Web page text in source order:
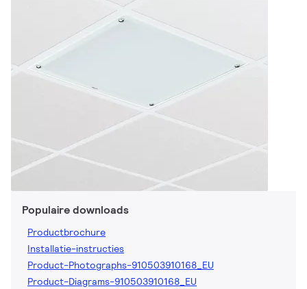
Populaire downloads
Productbrochure
Installatie-instructies
Product-Photographs-910503910168_EU
Product-Diagrams-910503910168_EU